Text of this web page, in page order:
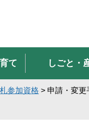
て しごと・
参加資格 > 申請・変更